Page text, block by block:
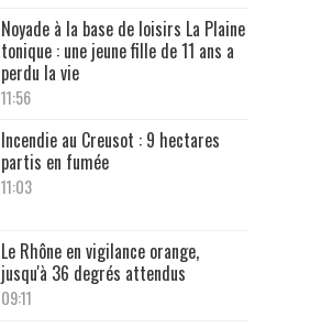
Noyade à la base de loisirs La Plaine
tonique : une jeune fille de 11 ans a
perdu la vie
11:56
Incendie au Creusot : 9 hectares
partis en fumée
11:03
Le Rhône en vigilance orange,
jusqu'à 36 degrés attendus
09:11